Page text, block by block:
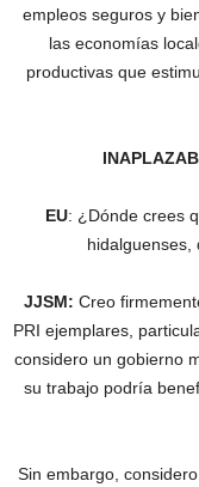
empleos seguros y
las economías
productivas que
EU: ¿Dónde crees
hidalguenses,
JJSM: Creo
PRI ejemplares,
considero un gobierno
su trabajo podría
Sin embargo,